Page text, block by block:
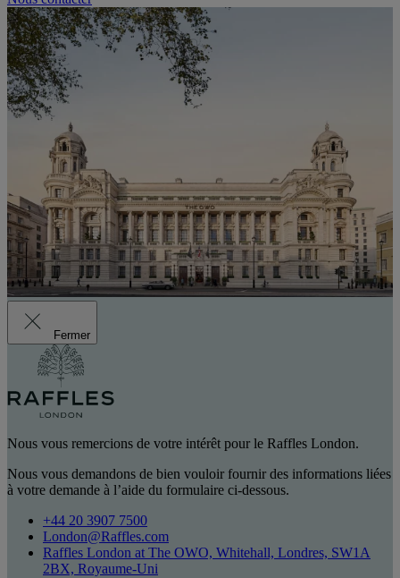
Fermer
Nous vous remercions de votre intérêt pour le Raffles London.
Nous vous demandons de bien vouloir fournir des informations liées
à votre demande à l’aide du formulaire ci-dessous.
+44 20 3907 7500
London@Raffles.com
Raffles London at The OWO, Whitehall, Londres, SW1A
2BX, Royaume-Uni